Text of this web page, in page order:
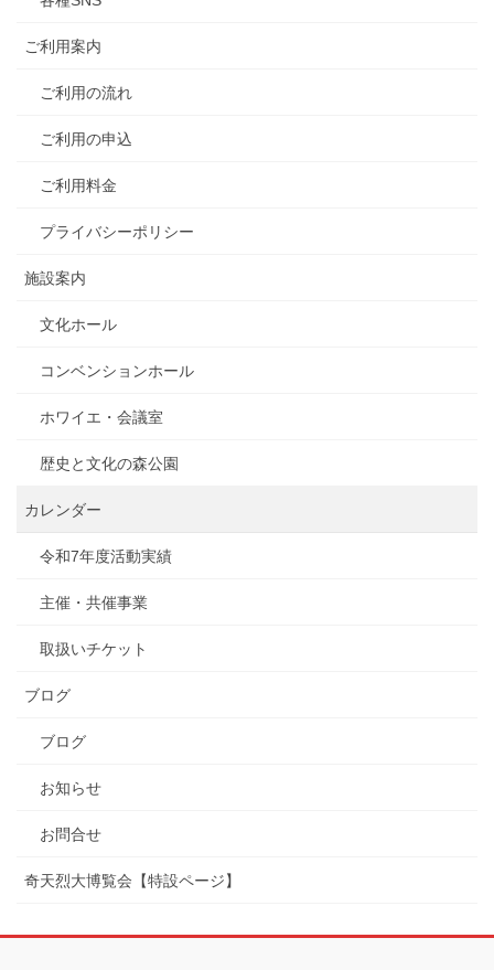
ご利用案内
ご利用の流れ
ご利用の申込
ご利用料金
プライバシーポリシー
施設案内
文化ホール
コンベンションホール
ホワイエ・会議室
歴史と文化の森公園
カレンダー
令和7年度活動実績
主催・共催事業
取扱いチケット
ブログ
ブログ
お知らせ
お問合せ
奇天烈大博覧会【特設ページ】